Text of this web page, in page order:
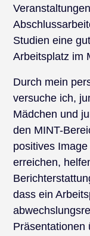
Studien eine
Arbeitsplatz im
Durch mein
versuche ich,
Mädchen und
den MINT-
positives
erreichen,
dass ein
Präsentationen